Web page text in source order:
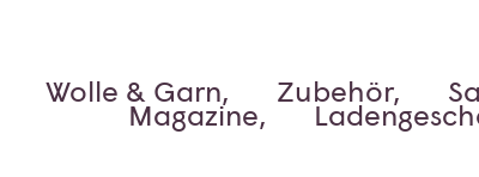
Wolle & Garn, Zubehör,
Magazine,